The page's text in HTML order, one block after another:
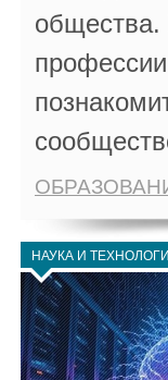
общества.
НАУКА И